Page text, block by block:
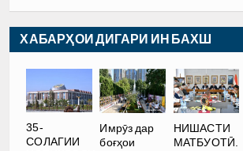
ХАБАРҲОИ ДИГАРИ ИН БАХШ
35-
СОЛАГИИ
Имрӯз дар
боғҳои
НИШАСТИ
МАТБУОТӢ.